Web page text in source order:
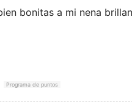
bonitas a mi nena
Programa de puntos